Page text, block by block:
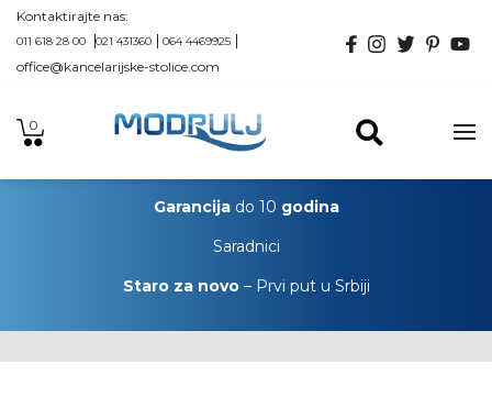
Kontaktirajte nas:
011 618 28 00 021 431360 064 4469925
office@kancelarijske-stolice.com
0
Garancijado 10 godina
Saradnici
Staro za novo– Prvi put u Srbiji